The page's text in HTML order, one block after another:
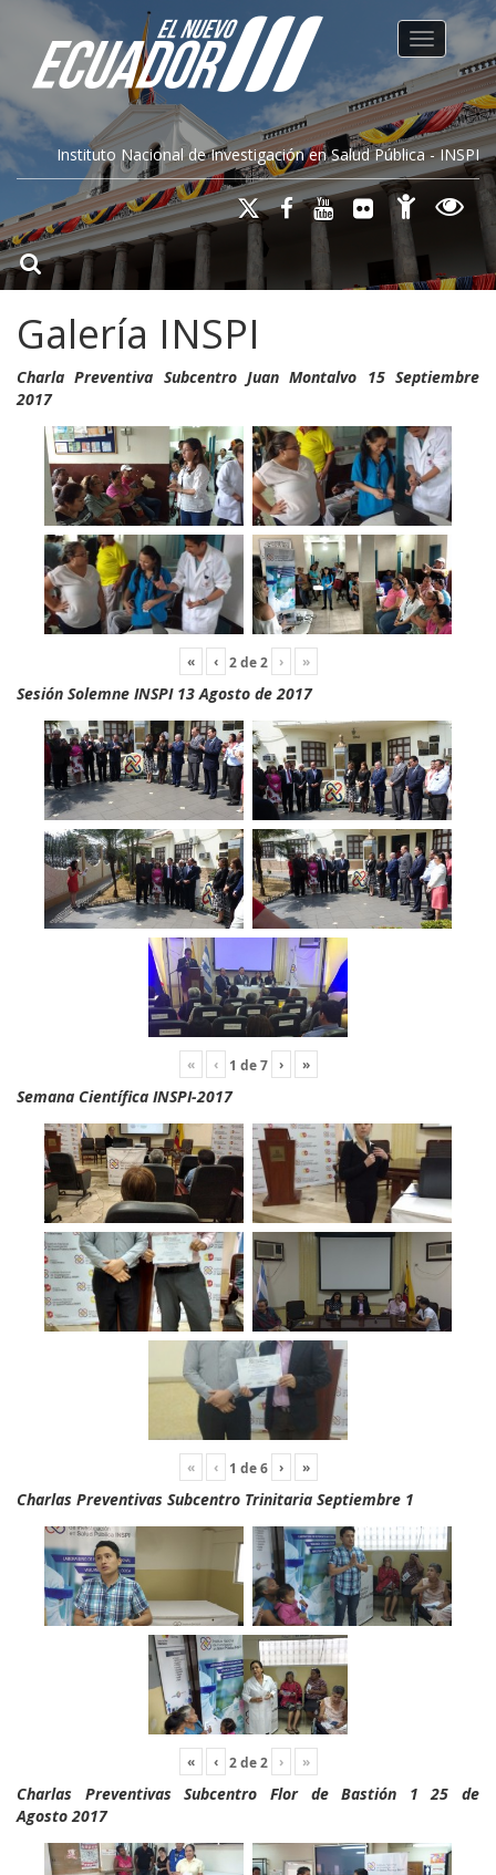
Instituto Nacional de Investigación en Salud Pública - INSPI
Toggle
Galería INSPI
Charla Preventiva Subcentro Juan Montalvo 15 Septiembre
2017
« ‹ 2de2 › »
Sesión Solemne INSPI 13 Agosto de 2017
« ‹ 1 de7 › »
Semana Científica INSPI-2017
« ‹ 1 de6 › »
Charlas Preventivas Subcentro Trinitaria Septiembre 1
« ‹ 2de2 › »
Charlas Preventivas Subcentro Flor de Bastión 1 25 de
Agosto 2017